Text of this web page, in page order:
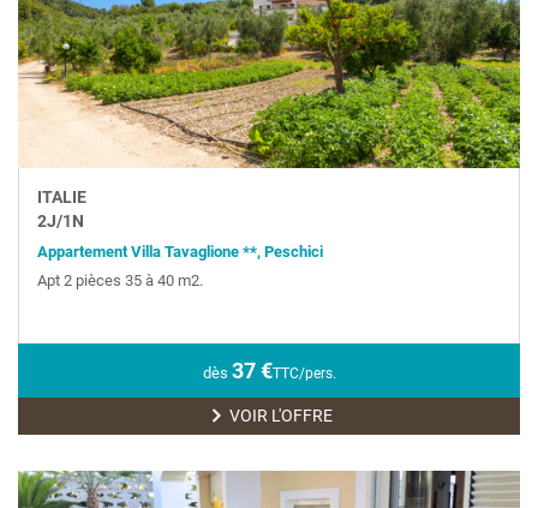
ITALIE
2J/1N
Appartement Villa Tavaglione **, Peschici
Apt 2 pièces 35 à 40 m2.
dès 37€TTC/pers.
VOIR L'OFFRE